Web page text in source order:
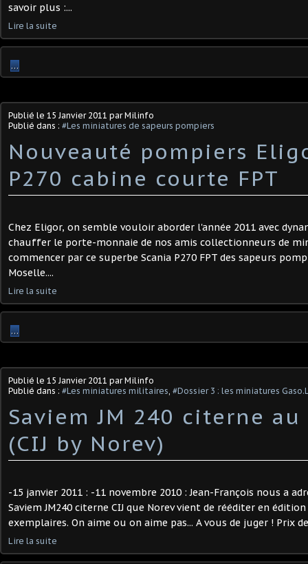
savoir plus :...
Lire la suite
…
Publié le 15 Janvier 2011 par Milinfo
Publié dans : #Les miniatures de sapeurs pompiers
Nouveauté pompiers
P270 cabine courte FPT
Chez Eligor, on semble vouloir aborder l'année 2011 avec
chauffer le porte-monnaie de nos amis collectionneurs de
commencer par ce superbe Scania P270 FPT des sapeurs
Moselle....
Lire la suite
…
Publié le 15 Janvier 2011 par Milinfo
Publié dans : #Les miniatures militaires, #Dossier 3 : les miniatures
Saviem JM 240 citerne
(CIJ by Norev)
-15 janvier 2011 : -11 novembre 2010 : Jean-François nous a
Saviem JM240 citerne CIJ que Norev vient de rééditer en
exemplaires. On aime ou on aime pas... A vous de juger ! Prix
Lire la suite